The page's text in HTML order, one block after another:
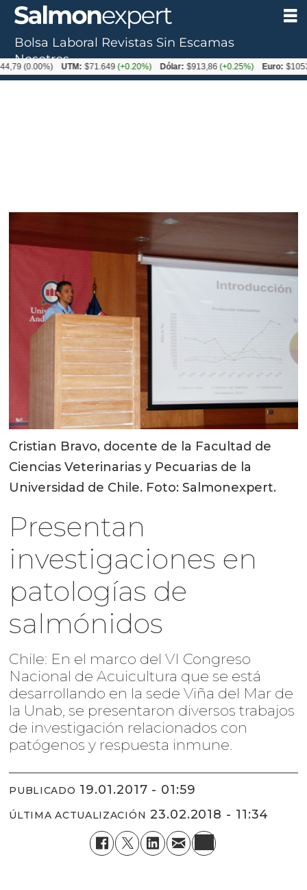
Cristian Bravo, docente de la Facultad de
Ciencias Veterinarias y Pecuarias de la
Universidad de Chile. Foto: Salmonexpert.
Presentan
investigaciones en
patologías de
salmónidos
Chile: En el marco del VI Congreso
Nacional de Acuicultura que se está
desarrollando en la sede Viña del Mar de
la Unab, se presentaron diversos trabajos
de investigación relacionados con
patógenos y respuesta inmune.
PUBLICADO 19.01.2017 - 01:59
ÚLTIMA ACTUALIZACIÓN 23.02.2018 - 11:34
Bolsa Laboral Revistas Sin Escamas
Nosotros
UTM: $71.649(+0.20%) Dólar: $913,86(+0.25%) Euro: $1053,08 (-